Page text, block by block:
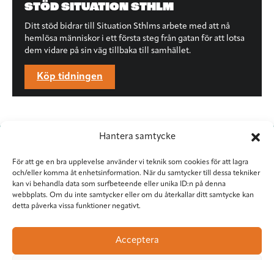
Hantera samtycke
För att ge en bra upplevelse använder vi teknik som cookies för att lagra
och/eller komma åt enhetsinformation. När du samtycker till dessa tekniker
kan vi behandla data som surfbeteende eller unika ID:n på denna
webbplats. Om du inte samtycker eller om du återkallar ditt samtycke kan
detta påverka vissa funktioner negativt.
Acceptera
STÖD SITUATION STHLM
Ditt stöd bidrar till Situation Sthlms arbete med att nå
hemlösa människor i ett första steg från gatan för att lotsa
dem vidare på sin väg tillbaka till samhället.
Köp tidningen
Situation Sthlm
Torkel Knutssongatan 37
118 49 Stockholm